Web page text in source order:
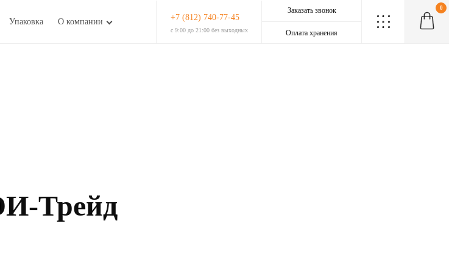
. . .
. . .
. . .
Упаковка О компании +7 (812) 740-77-45
с 9:00 до 21:00 без выходных
Заказать звонок
Оплата хранения
0
Трейд